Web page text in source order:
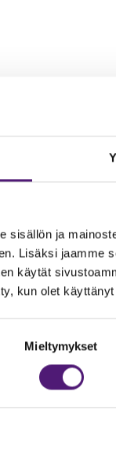
sisällön ja
Lisäksi jaamme
käytät
kun olet
Mieltymykset
755 9975